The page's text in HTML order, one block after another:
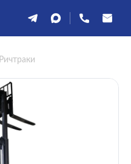
Ричтраки